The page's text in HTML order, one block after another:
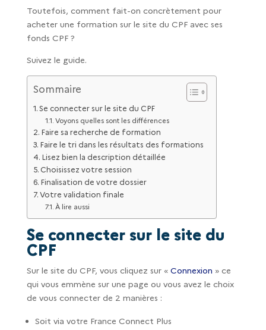
Toutefois, comment fait-on concrètement pour
acheter une formation sur le site du CPF avec ses
fonds CPF ?
Suivez le guide.
Sommaire
Se connecter sur le site du CPF
Voyons quelles sont les différences
Faire sa recherche de formation
Faire le tri dans les résultats des formations
Lisez bien la description détaillée
Choisissez votre session
Finalisation de votre dossier
Votre validation finale
À lire aussi
Se connecter sur le site du
CPF
Sur le site du CPF, vous cliquez sur « Connexion » ce
qui vous emmène sur une page ou vous avez le choix
de vous connecter de 2 manières :
Soit via votre France Connect Plus